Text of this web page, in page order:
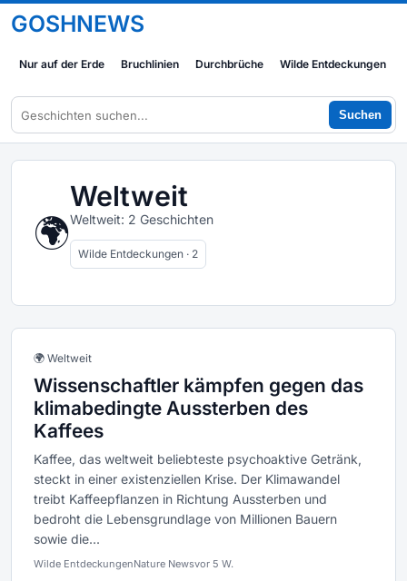
GOSHNEWS
Nur auf der Erde Bruchlinien Durchbrüche Wilde Entdeckungen
Suchen
🌍
Weltweit
Weltweit: 2 Geschichten
Wilde Entdeckungen · 2
🌍 Weltweit
Wissenschaftler kämpfen gegen das
klimabedingte Aussterben des
Kaffees
Kaffee, das weltweit beliebteste psychoaktive Getränk,
steckt in einer existenziellen Krise. Der Klimawandel
treibt Kaffeepflanzen in Richtung Aussterben und
bedroht die Lebensgrundlage von Millionen Bauern
sowie die...
Wilde EntdeckungenNature Newsvor 5 W.